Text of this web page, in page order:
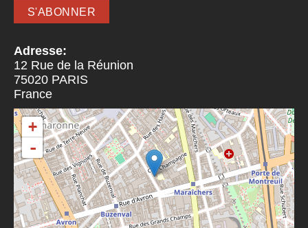
Adresse:
12 Rue de la Réunion
75020 PARIS
France
+
-